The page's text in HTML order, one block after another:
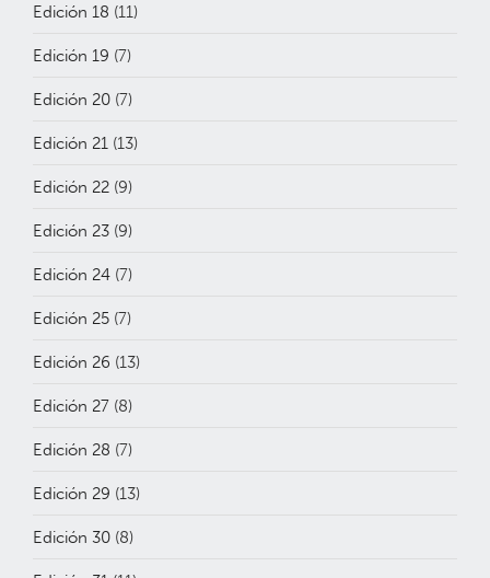
Edición 18 (11)
Edición 19 (7)
Edición 20 (7)
Edición 21 (13)
Edición 22 (9)
Edición 23 (9)
Edición 24 (7)
Edición 25 (7)
Edición 26 (13)
Edición 27 (8)
Edición 28 (7)
Edición 29 (13)
Edición 30 (8)